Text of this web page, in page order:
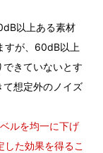
以上ある素材
すが、60dB以上
きていないとす
て想定外のノイズ
ルを均一に下げ
した効果を得るこ